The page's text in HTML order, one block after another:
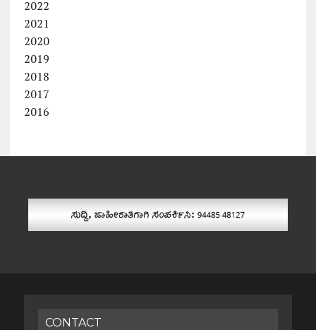
2022
2021
2020
2019
2018
2017
2016
CONTACT